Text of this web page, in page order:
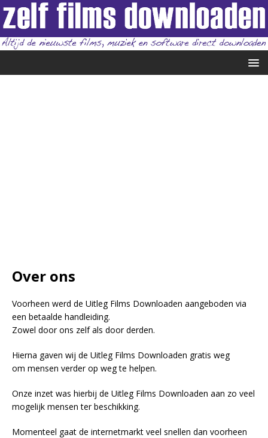
Over ons
Voorheen werd de Uitleg Films Downloaden aangeboden via
een betaalde handleiding.
Zowel door ons zelf als door derden.
Hierna gaven wij de Uitleg Films Downloaden gratis weg
om mensen verder op weg te helpen.
Onze inzet was hierbij de Uitleg Films Downloaden aan zo veel
mogelijk mensen ter beschikking.
Momenteel gaat de internetmarkt veel snellen dan voorheen